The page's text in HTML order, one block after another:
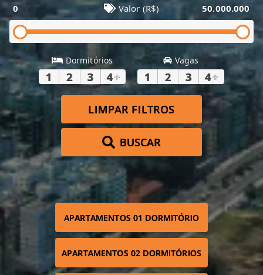
0 Valor (R$) 50.000.000
Dormitórios
1 2 3 4+
Vagas
1 2 3 4+
LIMPAR FILTROS
BUSCAR
APARTAMENTOS 01 DORMITÓRIO
APARTAMENTOS 02 DORMITÓRIOS